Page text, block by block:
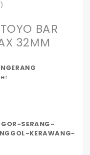
BAR
32MM
SERANG-
KERAWANG-